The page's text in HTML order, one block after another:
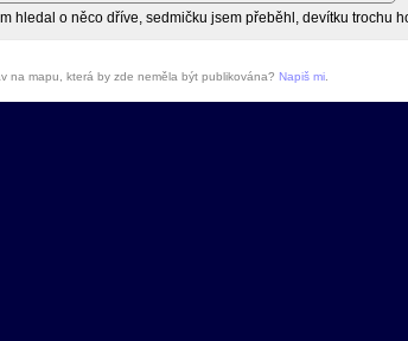
hledal o něco dříve, sedmičku jsem přeběhl, devítku trochu
na mapu, která by zde neměla být publikována? Napiš mi.